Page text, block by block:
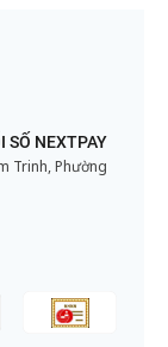
SỐ NEXTPAY
Trinh, Phường